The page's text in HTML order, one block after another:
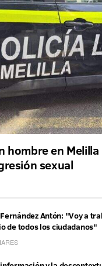
hombre en
sexual
Antón: "Voy a
de todos los ciudadanos"